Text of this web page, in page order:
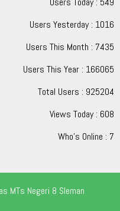
Users Yesterday : 1016
Users This Month : 7435
Users This Year : 166065
Total Users : 925204
Views Today : 608
Who's Online : 7
MTs Negeri 8 Sleman